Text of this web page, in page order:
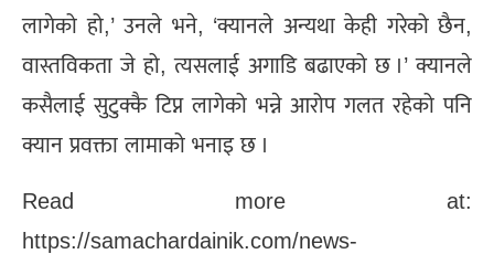
लागेको हो,’ उनले भने, ‘क्यानले अन्यथा केही गरेको छैन,
वास्तविकता जे हो, त्यसलाई अगाडि बढाएको छ ।’ क्यानले
कसैलाई सुटुक्कै टिप्न लागेको भन्ने आरोप गलत रहेको पनि
क्यान प्रवक्ता लामाको भनाइ छ ।
Read more at:
https://samachardainik.com/news-